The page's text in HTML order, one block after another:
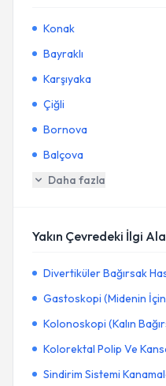
Konak
Bayraklı
Karşıyaka
Çiğli
Bornova
Balçova
Daha fazla
Yakın Çevredeki İlgi
Divertiküler Bağırsak
Gastoskopi (Midenin
Kolonoskopi (Kalın
Kolorektal Polip Ve
Sindirim Sistemi